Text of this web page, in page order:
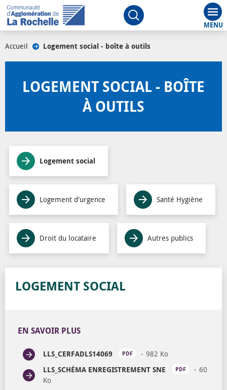
Ouvrir le moteur de
Accueil Logement social - boîte à outils
LOGEMENT SOCIAL - BOÎTE
À OUTILS
Logement social
Logement d'urgence Santé Hygiène
Droit du locataire Autres publics
LOGEMENT SOCIAL
EN SAVOIR PLUS
LLS_CERFADLS14069 PDF 982 Ko
LLS_SCHÉMA ENREGISTREMENT SNE
PDF
60
Ko